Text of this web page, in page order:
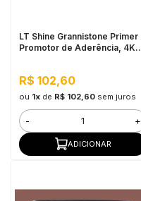
LT Shine Grannistone Primer
Promotor de Aderência, 4KG
R$ 102,60
ou 1xde R$ 102,60 sem juros
- +
ADICIONAR